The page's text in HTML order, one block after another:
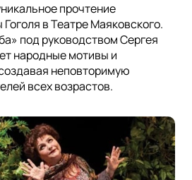
прочтение
в Театре Маяковского.
под руководством Сергея
народные мотивы и
неповторимую
всех возрастов.